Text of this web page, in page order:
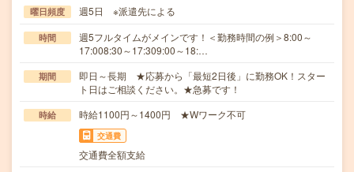
曜日頻度 週5日 ※派遣先による
時間
週5フルタイムがメインです！＜勤務時間の例＞8:00～
17:008:30～17:309:00～18:…
期間
即日～長期 ★応募から「最短2日後」に勤務OK！スター
ト日はご相談ください。★急募です！
時給 時給1100円～1400円 ★Wワーク不可
交通費
交通費全額支給